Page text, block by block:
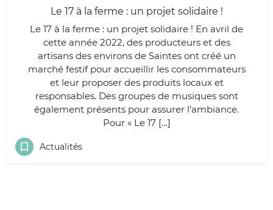
Le 17 à la ferme : un projet solidaire !
Le 17 à la ferme : un projet solidaire ! En avril de
cette année 2022, des producteurs et des
artisans des environs de Saintes ont créé un
marché festif pour accueillir les consommateurs
et leur proposer des produits locaux et
responsables. Des groupes de musiques sont
également présents pour assurer l’ambiance.
Pour « Le 17 […]
Actualités